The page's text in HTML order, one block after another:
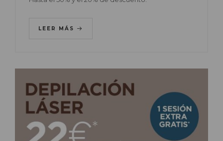
LEER MÁS